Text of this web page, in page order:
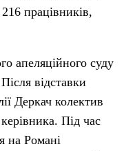
працівників,
апеляційного суду
відставки
Деркач колектив
Під час
на Романі